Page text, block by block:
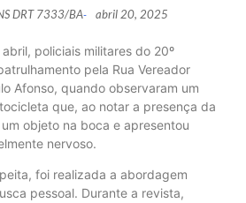
DRT 7333/BA- abril 20, 2025
policiais militares do 20º
pela Rua Vereador
Afonso, quando observaram um
que, ao notar a presença da
objeto na boca e apresentou
nervoso.
foi realizada a abordagem
pessoal. Durante a revista,